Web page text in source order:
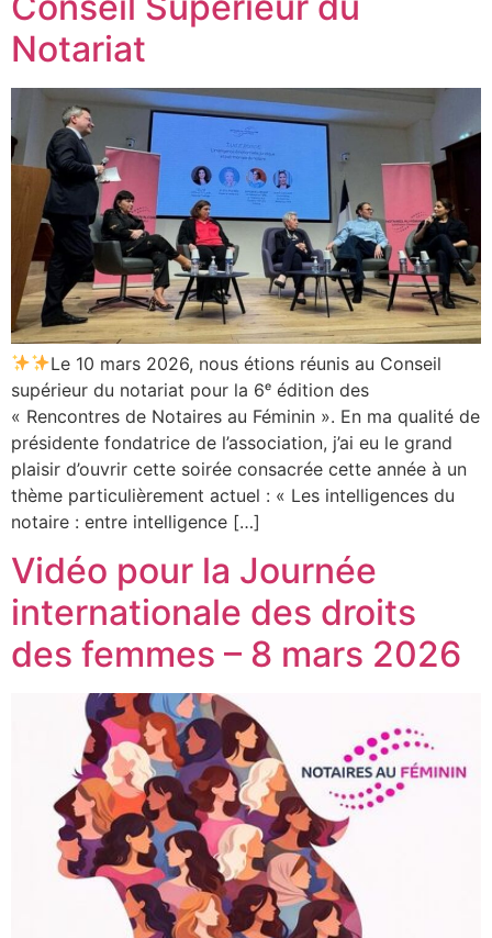
Notariat
Le 10 mars 2026, nous étions réunis au Conseil
supérieur du notariat pour la 6ᵉ édition des
« Rencontres de Notaires au Féminin ». En ma qualité de
présidente fondatrice de l’association, j’ai eu le grand
plaisir d’ouvrir cette soirée consacrée cette année à un
thème particulièrement actuel : « Les intelligences du
notaire : entre intelligence […]
Vidéo pour la Journée
internationale des droits
des femmes – 8 mars 2026